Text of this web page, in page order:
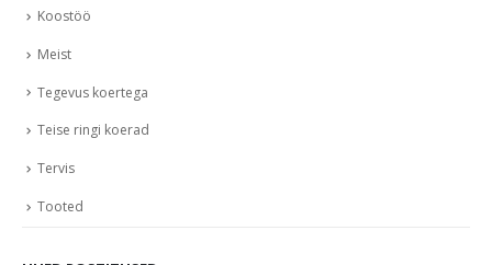
Koostöö
Meist
Tegevus koertega
Teise ringi koerad
Tervis
Tooted